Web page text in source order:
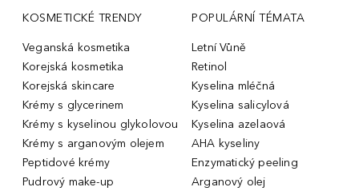
KOSMETICKÉ TRENDY
Veganská kosmetika
Korejská kosmetika
Korejská skincare
Krémy s glycerinem
Krémy s kyselinou glykolovou
Krémy s arganovým olejem
Peptidové krémy
Pudrový make-up
POPULÁRNÍ TÉMATA
Letní Vůně
Retinol
Kyselina mléčná
Kyselina salicylová
Kyselina azelaová
AHA kyseliny
Enzymatický peeling
Arganový olej